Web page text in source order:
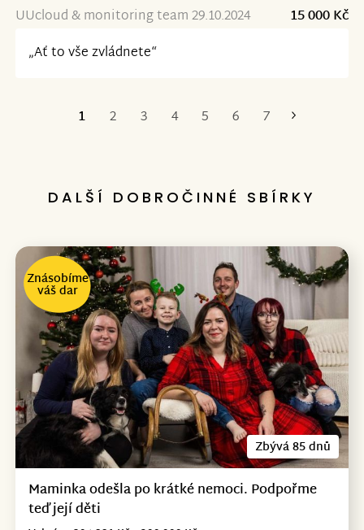
UUcloud & monitoring team 29.10.2024
15 000 Kč
„Ať to vše zvládnete“
1 2 3 4 5 6 7
DALŠÍ DOBROČINNÉ SBÍRKY
Zbývá 85 dnů
Znásobíme
váš dar
Maminka odešla po krátké nemoci. Podpořme
teď její děti